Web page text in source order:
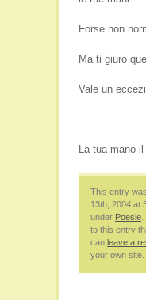
Forse non
Ma ti giuro
Vale un
La tua mano
This entry
13th, 2004 at
under Poesie
to this entry
can leave a
your own site.